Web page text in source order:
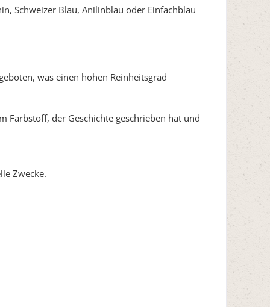
Schweizer Blau, Anilinblau oder Einfachblau
was einen hohen Reinheitsgrad
Farbstoff, der Geschichte geschrieben hat und
Zwecke.